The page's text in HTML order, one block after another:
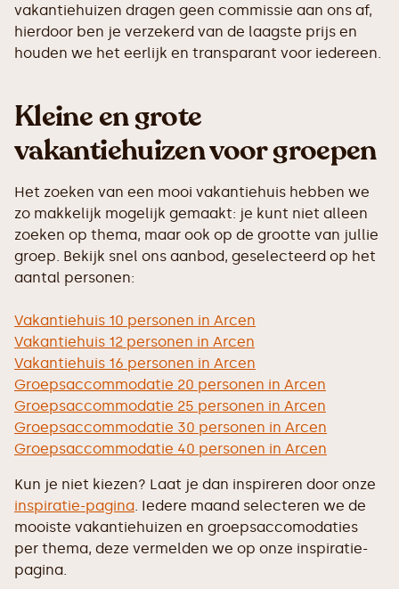
vakantiehuizen dragen geen commissie aan ons af,
hierdoor ben je verzekerd van de laagste prijs en
houden we het eerlijk en transparant voor iedereen.
Kleine en grote
vakantiehuizen voor groepen
Het zoeken van een mooi vakantiehuis hebben we
zo makkelijk mogelijk gemaakt: je kunt niet alleen
zoeken op thema, maar ook op de grootte van jullie
groep. Bekijk snel ons aanbod, geselecteerd op het
aantal personen:
Vakantiehuis 10 personen in Arcen
Vakantiehuis 12 personen in Arcen
Vakantiehuis 16 personen in Arcen
Groepsaccommodatie 20 personen in Arcen
Groepsaccommodatie 25 personen in Arcen
Groepsaccommodatie 30 personen in Arcen
Groepsaccommodatie 40 personen in Arcen
Kun je niet kiezen? Laat je dan inspireren door onze
inspiratie-pagina . Iedere maand selecteren we de
mooiste vakantiehuizen en groepsaccomodaties
per thema, deze vermelden we op onze inspiratie-
pagina.